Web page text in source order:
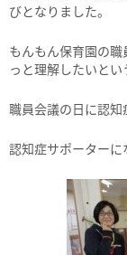
びとなりました。
もんもん保育園の
っと理解したいとい
職員会議の日に認知
認知症サポーターに